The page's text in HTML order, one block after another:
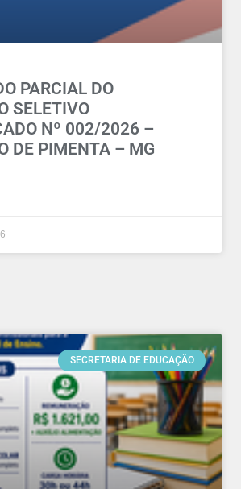
PARCIAL DO
SELETIVO
Nº 002/2026 –
DE PIMENTA – MG
SECRETARIA DE EDUCAÇÃO